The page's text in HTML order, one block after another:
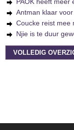
Antman klaar
Coucke reist mee
Njie is te duur
VOLLEDIG